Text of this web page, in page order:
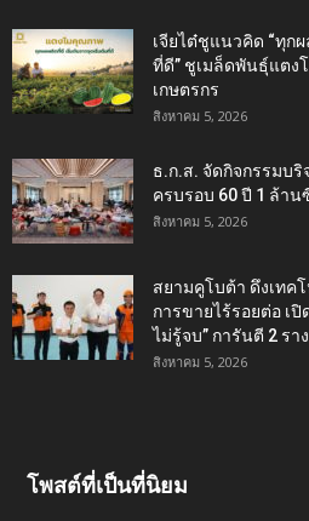
เจียไต๋ชูแนวคิด “ทุก
ที่ดี” ชูเมล็ดพันธุ์แตง
เกษตรกร
สิงหาคม 5, 2026
ธ.ก.ส. จัดกิจกรรมบริ
ครบรอบ 60 ปี 1 ล้า
สิงหาคม 5, 2026
สยามคูโบต้า ดึงเทค
การขายไร้รอยต่อ เ
ไม่รู้จบ” การันตี 2 รา
สิงหาคม 5, 2026
โพสต์ที่เป็นที่นิยม